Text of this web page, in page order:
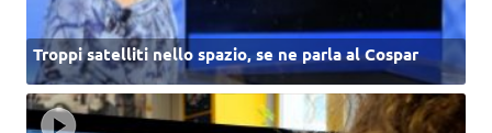
Troppi satelliti nello spazio, se ne parla al Cospar